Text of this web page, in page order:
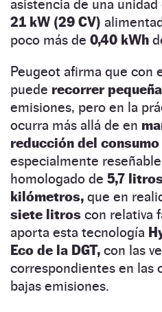
asistencia de una
21 kW (29 CV)
poco más de 0,40 kWh
Peugeot afirma que con
puede recorrer
emisiones, pero en la
ocurra más allá de en
reducción del consumo
especialmente
homologado de 5,7
kilómetros, que en
siete litros con relativa
aporta esta tecnología
Eco de la DGT, con las
correspondientes en las
bajas emisiones.